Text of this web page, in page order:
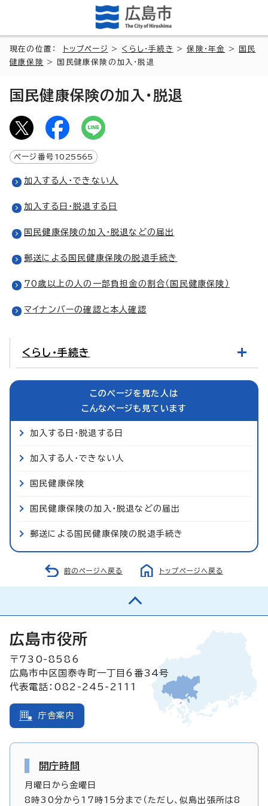
現在の位置： トップページ > くらし・手続き >保険・年金 >
国民
健康保険
> 国民健康保険の加入・脱退
国民健康保険の加入・脱退
ページ番号 1025565
加入する人・できない人
加入する日・脱退する日
国民健康保険の加入・脱退などの届出
郵送による国民健康保険の脱退手続き
70歳以上の人の一部負担金の割合（国民健康保険）
マイナンバーの確認と本人確認
くらし・手続き
このページを見た人は
こんなページも見ています
加入する日・脱退する日
加入する人・できない人
国民健康保険
国民健康保険の加入・脱退などの届出
郵送による国民健康保険の脱退手続き
前のページへ戻る トップページへ戻る
広島市役所
〒730-8586
広島市中区国泰寺町一丁目6番34号
代表電話：082-245-2111
庁舎案内
開庁時間
月曜日から金曜日
8時30分から17時15分まで（ただし、似島出張所は8